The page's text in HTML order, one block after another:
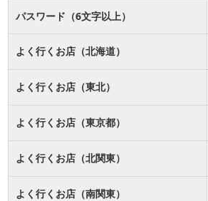
パスワード（6文字以上）
よく行くお店（北海道）
よく行くお店（東北）
よく行くお店（東京都）
よく行くお店（北関東）
よく行くお店（南関東）